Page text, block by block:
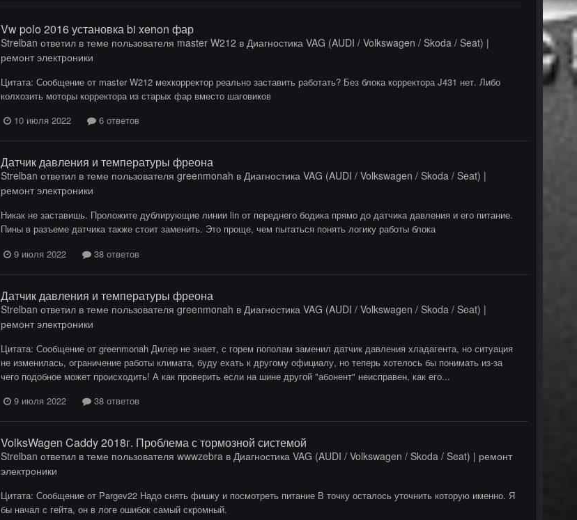
Vw polo 2016 установка bi xenon фар
Strelban ответил в теме пользователя master W212 в Диагностика VAG (AUDI / Volkswagen / Skoda / Seat) |
ремонт электроники
Цитата: Сообщение от master W212 мехкорректор реально заставить работать? Без блока корректора J431 нет. Либо
колхозить моторы корректора из старых фар вместо шаговиков
10 июля 2022
6 ответов
Датчик давления и температуры фреона
Strelban ответил в теме пользователя greenmonah в Диагностика VAG (AUDI / Volkswagen / Skoda / Seat) |
ремонт электроники
Никак не заставишь. Проложите дублирующие линии lin от переднего бодика прямо до датчика давления и его питание.
Пины в разъеме датчика также стоит заменить. Это проще, чем пытаться понять логику работы блока
9 июля 2022
38 ответов
Датчик давления и температуры фреона
Strelban ответил в теме пользователя greenmonah в Диагностика VAG (AUDI / Volkswagen / Skoda / Seat) |
ремонт электроники
Цитата: Сообщение от greenmonah Дилер не знает, с горем пополам заменил датчик давления хладагента, но ситуация
не изменилась, ограничение работы климата, буду ехать к другому официалу, но теперь хотелось бы понимать из-за
чего подобное может происходить! А как проверить если на шине другой "абонент" неисправен, как его...
9 июля 2022
38 ответов
VolksWagen Caddy 2018г. Проблема с тормозной системой
Strelban ответил в теме пользователя wwwzebra в Диагностика VAG (AUDI / Volkswagen / Skoda / Seat) | ремонт
электроники
Цитата: Сообщение от Pargev22 Надо снять фишку и посмотреть питание В точку осталось уточнить которую именно. Я
бы начал с гейта, он в логе ошибок самый скромный.